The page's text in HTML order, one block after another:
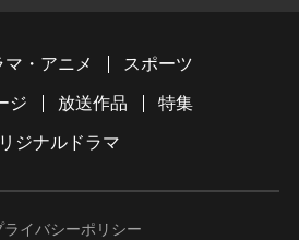
マ・アニメ スポーツ
ジ 放送作品 特集
ジナルドラマ
ライバシーポリシー